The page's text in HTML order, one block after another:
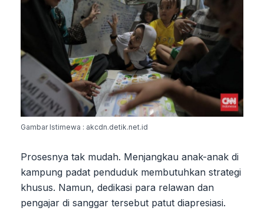
Gambar Istimewa : akcdn.detik.net.id
Prosesnya tak mudah. Menjangkau anak-anak di
kampung padat penduduk membutuhkan strategi
khusus. Namun, dedikasi para relawan dan
pengajar di sanggar tersebut patut diapresiasi.